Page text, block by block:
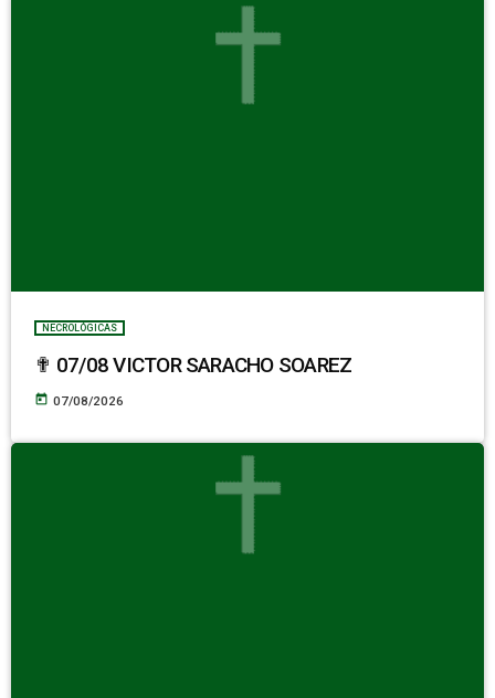
NECROLÓGICAS
✟ 07/08 VICTOR SARACHO SOAREZ
today 07/08/2026